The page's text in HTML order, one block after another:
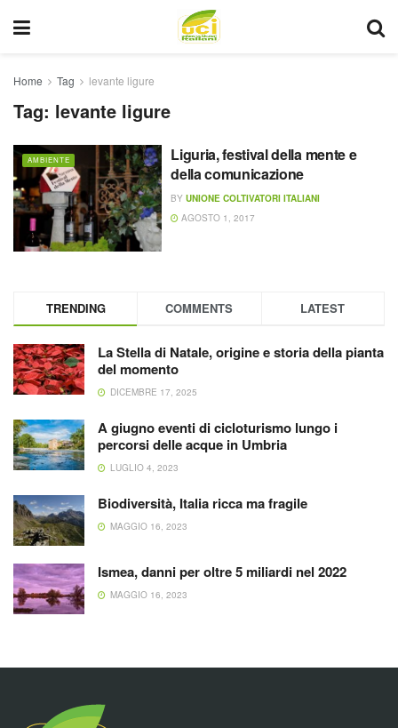
Home Tag levante ligure
Tag: levante ligure
AMBIENTE
Liguria, festival della mente e
della comunicazione
BY UNIONE COLTIVATORI ITALIANI
AGOSTO 1, 2017
TRENDING COMMENTS LATEST
La Stella di Natale, origine e storia della pianta
del momento
DICEMBRE 17, 2025
A giugno eventi di cicloturismo lungo i
percorsi delle acque in Umbria
LUGLIO 4, 2023
Biodiversità, Italia ricca ma fragile
MAGGIO 16, 2023
Ismea, danni per oltre 5 miliardi nel 2022
MAGGIO 16, 2023